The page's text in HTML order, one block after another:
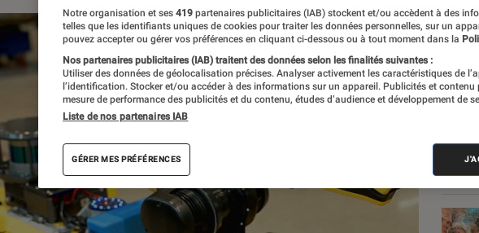
Notre organisation et ses 419 partenaires publicitaires (IAB) stockent et/ou accèdent à des
telles que les identifiants uniques de cookies pour traiter les données personnelles, sur un
pouvez accepter ou gérer vos préférences en cliquant ci-dessous ou à tout moment dans la
Nos partenaires publicitaires (IAB) traitent des données selon les finalités suivantes :
Utiliser des données de géolocalisation précises. Analyser activement les caractéristiques de
l’identification. Stocker et/ou accéder à des informations sur un appareil. Publicités et contenu
mesure de performance des publicités et du contenu, études d’audience et développement de
Liste de nos partenaires IAB
GÉRER MES PRÉFÉRENCES